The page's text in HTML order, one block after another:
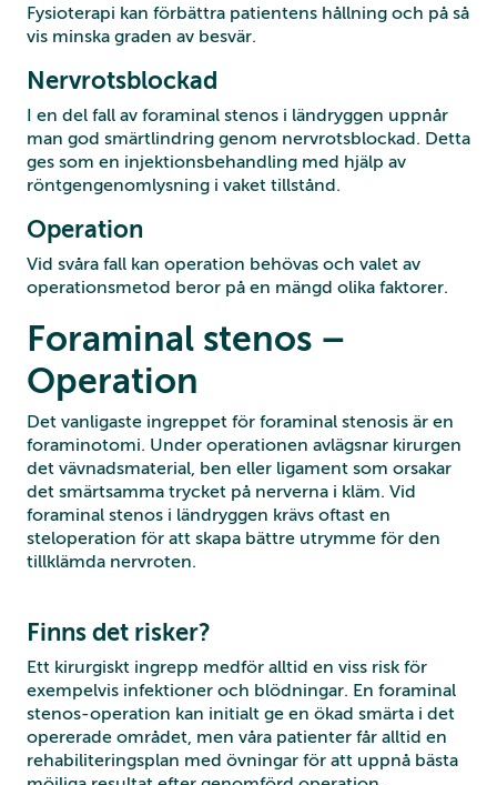
Fysioterapi kan förbättra patientens hållning och på så
vis minska graden av besvär.
Nervrotsblockad
I en del fall av foraminal stenos i ländryggen uppnår
man god smärtlindring genom nervrotsblockad. Detta
ges som en injektionsbehandling med hjälp av
röntgengenomlysning i vaket tillstånd.
Operation
Vid svåra fall kan operation behövas och valet av
operationsmetod beror på en mängd olika faktorer.
Foraminal stenos –
Operation
Det vanligaste ingreppet för foraminal stenosis är en
foraminotomi. Under operationen avlägsnar kirurgen
det vävnadsmaterial, ben eller ligament som orsakar
det smärtsamma trycket på nerverna i kläm. Vid
foraminal stenos i ländryggen krävs oftast en
steloperation för att skapa bättre utrymme för den
tillklämda nervroten.
Finns det risker?
Ett kirurgiskt ingrepp medför alltid en viss risk för
exempelvis infektioner och blödningar. En foraminal
stenos-operation kan initialt ge en ökad smärta i det
opererade området, men våra patienter får alltid en
rehabiliteringsplan med övningar för att uppnå bästa